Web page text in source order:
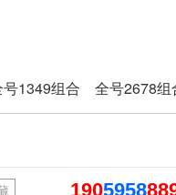
1349组合 全号2678组
1905958